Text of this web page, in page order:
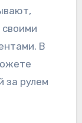
своими
В
за рулем